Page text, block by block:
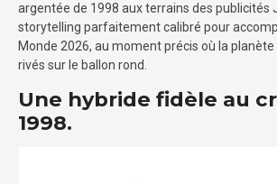
argentée de 1998 aux terrains des publicités
storytelling parfaitement calibré pour
Monde 2026, au moment précis où la
rivés sur le ballon rond.
Une hybride fidèle au
1998.